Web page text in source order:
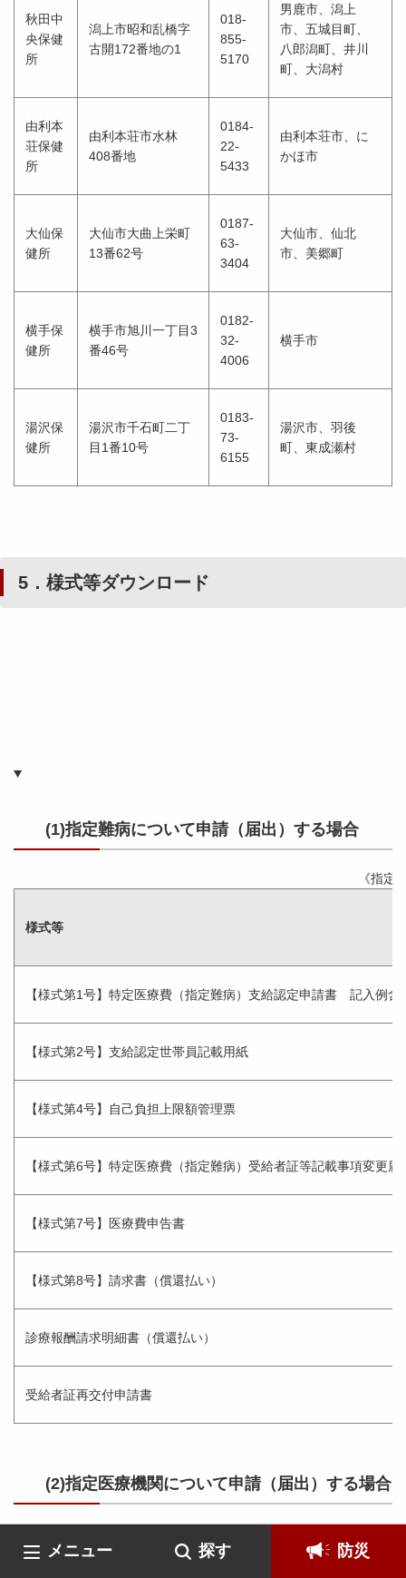
メニュー 探す 防災
秋田中
央保健
所
潟上市昭和乱橋字
古開172番地の1
018-
855-
5170
男鹿市、潟上
市、五城目町、
八郎潟町、井川
町、大潟村
由利本
荘保健
所
由利本荘市水林
408番地
0184-
22-
5433
由利本荘市、に
かほ市
大仙保
健所
大仙市大曲上栄町
13番62号
0187-
63-
3404
大仙市、仙北
市、美郷町
横手保
健所
横手市旭川一丁目3
番46号
0182-
32-
4006
横手市
湯沢保
健所
湯沢市千石町二丁
目1番10号
0183-
73-
6155
湯沢市、羽後
町、東成瀬村
5．様式等ダウンロード
(1)指定難病について申請（届出）する場合
《指定
様式等
【様式第1号】特定医療費（指定難病）支給認定申請書 記入例含
【様式第2号】支給認定世帯員記載用紙
【様式第4号】自己負担上限額管理票
【様式第6号】特定医療費（指定難病）受給者証等記載事項変更届
【様式第7号】医療費申告書
【様式第8号】請求書（償還払い）
診療報酬請求明細書（償還払い）
受給者証再交付申請書
(2)指定医療機関について申請（届出）する場合